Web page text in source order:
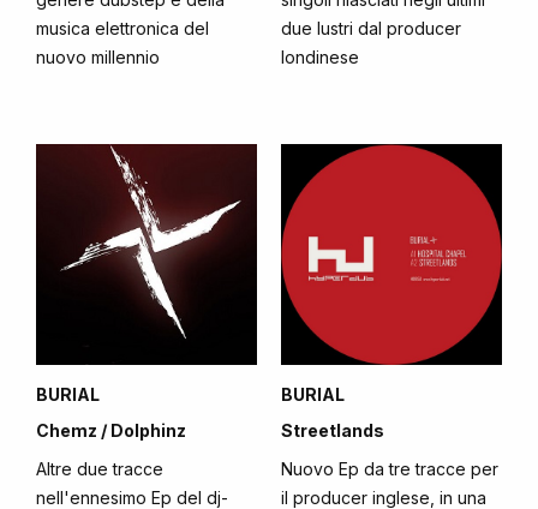
musica elettronica del
nuovo millennio
due lustri dal producer
londinese
BURIAL
Chemz / Dolphinz
Altre due tracce
nell'ennesimo Ep del dj-
BURIAL
Streetlands
Nuovo Ep da tre tracce per
il producer inglese, in una